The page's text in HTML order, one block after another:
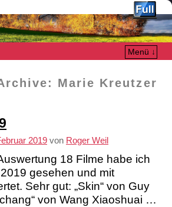
Menü ↓
Marie Kreutzer
2019 von Roger Weil
18 Filme habe ich
gesehen und mit
Sehr gut: „Skin“ von Guy
von Wang Xiaoshuai …